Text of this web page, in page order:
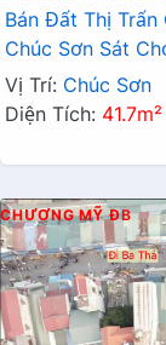
Bán Đất Thị Trấn
Chúc Sơn Sát
Vị Trí: Chúc Sơn
Diện Tích: 41.7m²
CHƯƠNG MỸ ĐB